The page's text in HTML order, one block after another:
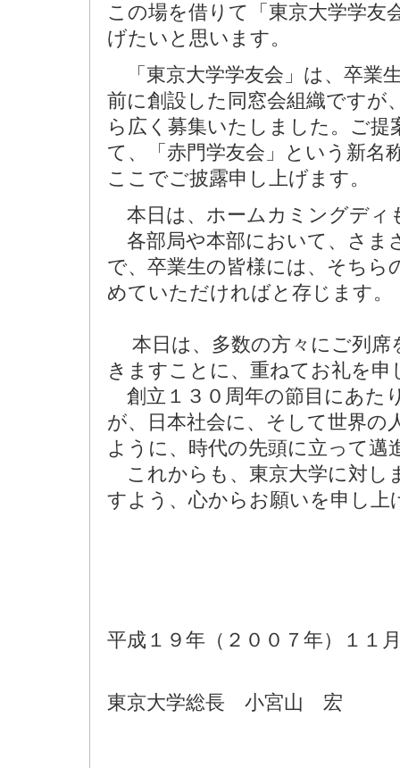
この場を借りて「東京大学学友
げたいと思います。
「東京大学学友会」は、卒業
前に創設した同窓会組織ですが
ら広く募集いたしました。ご
て、「赤門学友会」という新
ここでご披露申し上げます。
本日は、ホームカミングディ
各部局や本部において、さま
で、卒業生の皆様には、そち
めていただければと存じます。
本日は、多数の方々にご列席
きますことに、重ねてお礼を申
創立１３０周年の節目にあた
が、日本社会に、そして世界
ように、時代の先頭に立って
これからも、東京大学に対し
すよう、心からお願いを申し
平成１９年（２００７年）１１
東京大学総長 小宮山 宏